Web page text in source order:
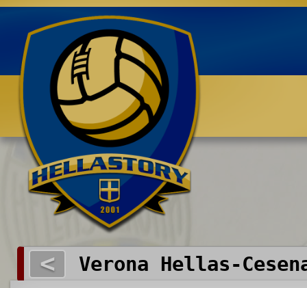
Benvenuti su HELLASTORY.net
< Verona Hellas-